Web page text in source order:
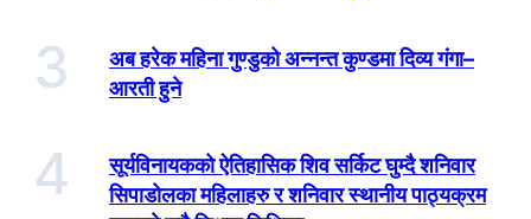
3
अब हरेक महिना गुण्डुको अन्नन्त कुण्डमा दिव्य गंगा–
आरती हुने
4
सूर्यविनायकको ऐतिहासिक शिव सर्किट घुम्दै शनिवार
सिपाडोलका महिलाहरु र शनिवार स्थानीय पाठ्यक्रम